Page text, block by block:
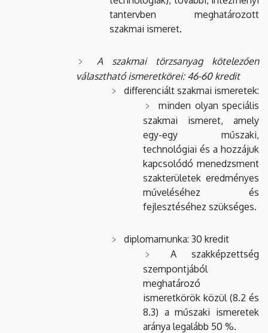
tantervben meghatározott
szakmai ismeret.
A szakmai törzsanyag kötelezően
választható ismeretkörei: 46-60 kredit
differenciált szakmai ismeretek:
minden olyan speciális
szakmai ismeret, amely
egy-egy műszaki,
technológiai és a hozzájuk
kapcsolódó menedzsment
szakterületek eredményes
műveléséhez és
fejlesztéséhez szükséges.
diplomamunka: 30 kredit
A szakképzettség
szempontjából
meghatározó
ismeretkörök közül (8.2 és
8.3) a műszaki ismeretek
aránya legalább 50 %.